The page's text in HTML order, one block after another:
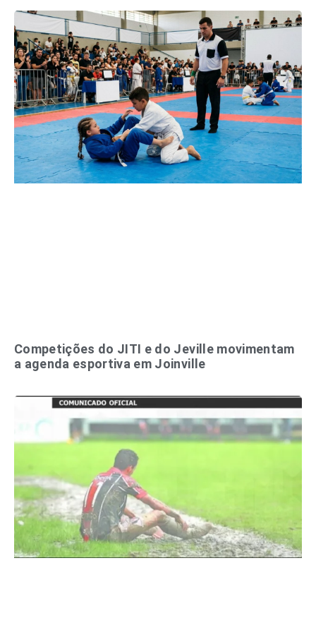
Competições do JITI e do Jeville movimentam
a agenda esportiva em Joinville